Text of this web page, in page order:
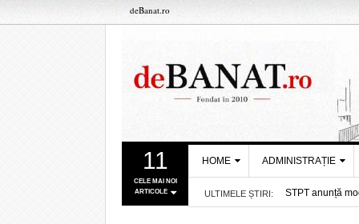
deBanat.ro
11
CELE MAI NOI
ARTICOLE
HOME
DESPRE NOI
ADMINISTRAȚIE
PRIMĂRIA
ULTIMELE ȘTIRI: STPT anunță
Recurs la